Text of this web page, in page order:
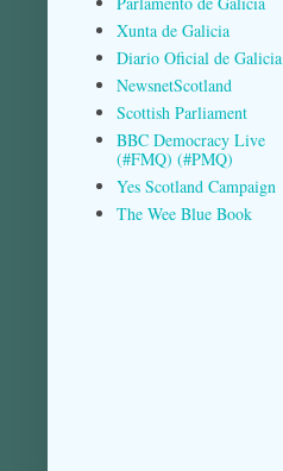
Xunta de Galicia
Diario Oficial de Galicia
NewsnetScotland
Scottish Parliament
BBC Democracy Live
(#FMQ) (#PMQ)
Yes Scotland Campaign
The Wee Blue Book